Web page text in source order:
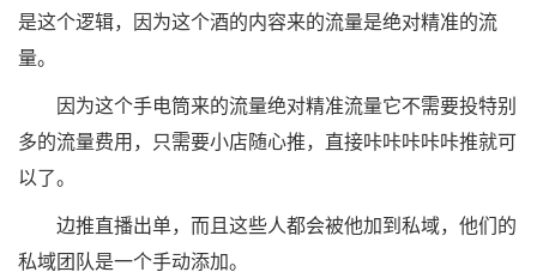
是这个逻辑，因为这个酒的内容来的流量是绝对精准的流
量。
因为这个手电筒来的流量绝对精准流量它不需要投特别
多的流量费用，只需要小店随心推，直接咔咔咔咔咔推就可
以了。
边推直播出单，而且这些人都会被他加到私域，他们的
私域团队是一个手动添加。